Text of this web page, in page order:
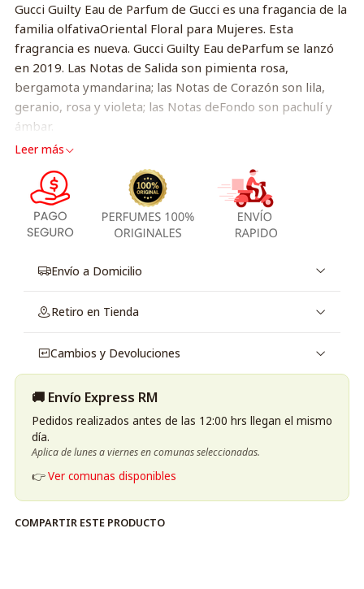
Gucci Guilty Eau de Parfum de Gucci es una fragancia de la
familia olfativaOriental Floral para Mujeres. Esta
fragrancia es nueva. Gucci Guilty Eau deParfum se lanzó
en 2019. Las Notas de Salida son pimienta rosa,
bergamota ymandarina; las Notas de Corazón son lila,
geranio, rosa y violeta; las Notas deFondo son pachulí y
ámbar.
Leer más
Envío a Domicilio
Retiro en Tienda
Cambios y Devoluciones
🚚 Envío Express RM
Pedidos realizados antes de las 12:00 hrs llegan el mismo
día.
Aplica de lunes a viernes en comunas seleccionadas.
👉Ver comunas disponibles
COMPARTIR ESTE PRODUCTO